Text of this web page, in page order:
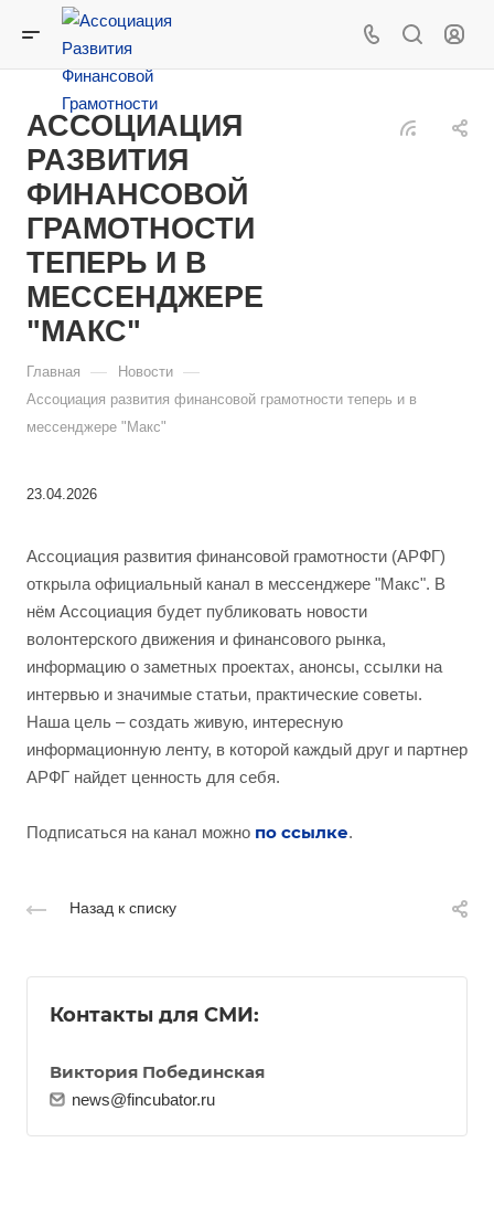
АССОЦИАЦИЯ
РАЗВИТИЯ
ФИНАНСОВОЙ
ГРАМОТНОСТИ
ТЕПЕРЬ И В
МЕССЕНДЖЕРЕ
"МАКС"
Главная — Новости —
Ассоциация развития финансовой грамотности теперь и в
мессенджере "Макс"
23.04.2026
Ассоциация развития финансовой грамотности (АРФГ)
открыла официальный канал в мессенджере "Макс". В
нём Ассоциация будет публиковать новости
волонтерского движения и финансового рынка,
информацию о заметных проектах, анонсы, ссылки на
интервью и значимые статьи, практические советы.
Наша цель – создать живую, интересную
информационную ленту, в которой каждый друг и партнер
АРФГ найдет ценность для себя.
Подписаться на канал можно по ссылке.
Назад к списку
Контакты для СМИ:
Виктория Побединская
news@fincubator.ru